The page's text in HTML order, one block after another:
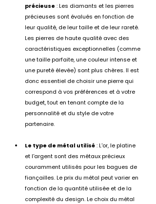
précieuse : Les diamants et les pierres
précieuses sont évalués en fonction de
leur qualité, de leur taille et de leur rareté.
Les pierres de haute qualité avec des
caractéristiques exceptionnelles (comme
une taille parfaite, une couleur intense et
une pureté élevée) sont plus chères. Il est
donc essentiel de choisir une pierre qui
correspond à vos préférences et à votre
budget, tout en tenant compte de la
personnalité et du style de votre
partenaire.
Le type de métal utilisé : L'or, le platine
et l'argent sont des métaux précieux
couramment utilisés pour les bagues de
fiançailles. Le prix du métal peut varier en
fonction de la quantité utilisée et de la
complexité du design. Le choix du métal